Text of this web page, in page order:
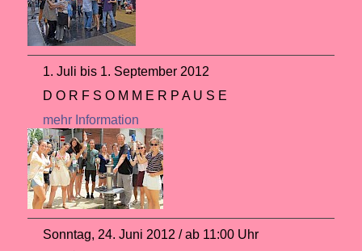
1. Juli bis 1. September 2012
D O R F S O M M E R P A U S E
mehr Information
Sonntag, 24. Juni 2012 / ab 11:00 Uhr